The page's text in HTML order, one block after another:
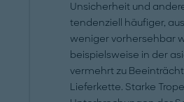
Unsicherheit und
tendenziell häufiger,
weniger vorhersehbar
beispielsweise in der
vermehrt zu
Lieferkette. Starke